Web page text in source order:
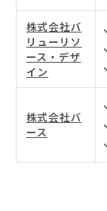
株式会社バ
リューリソ
ース・デザ
イン
株式会社バ
ース